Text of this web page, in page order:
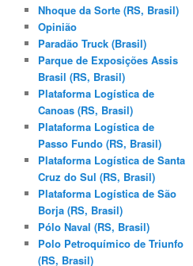
Nhoque da Sorte (RS, Brasil)
Opinião
Paradão Truck (Brasil)
Parque de Exposições Assis
Brasil (RS, Brasil)
Plataforma Logística de
Canoas (RS, Brasil)
Plataforma Logística de
Passo Fundo (RS, Brasil)
Plataforma Logística de Santa
Cruz do Sul (RS, Brasil)
Plataforma Logística de São
Borja (RS, Brasil)
Pólo Naval (RS, Brasil)
Polo Petroquímico de Triunfo
(RS, Brasil)